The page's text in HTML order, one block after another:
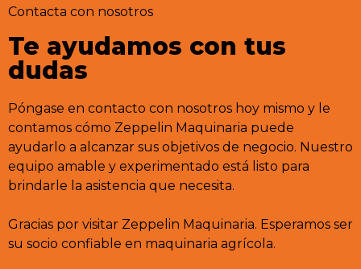
Contacta con nosotros
Te ayudamos con tus
dudas
Póngase en contacto con nosotros hoy mismo y le
contamos cómo Zeppelin Maquinaria puede
ayudarlo a alcanzar sus objetivos de negocio. Nuestro
equipo amable y experimentado está listo para
brindarle la asistencia que necesita.
Gracias por visitar Zeppelin Maquinaria. Esperamos ser
su socio confiable en maquinaria agrícola.